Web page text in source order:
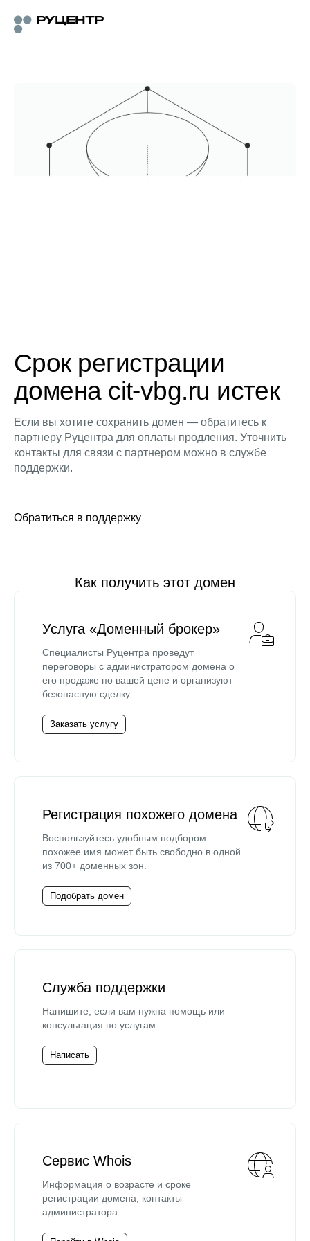
Срок регистрации
домена cit-vbg.ru истек
Если вы хотите сохранить домен — обратитесь к
партнеру Руцентра для оплаты продления. Уточнить
контакты для связи с партнером можно в службе
поддержки.
Обратиться в поддержку
Как получить этот домен
Услуга «Доменный брокер»
Специалисты Руцентра проведут
переговоры с администратором домена о
его продаже по вашей цене и организуют
безопасную сделку.
Заказать услугу
Регистрация похожего домена
Воспользуйтесь удобным подбором —
похожее имя может быть свободно в одной
из 700+ доменных зон.
Подобрать домен
Служба поддержки
Напишите, если вам нужна помощь или
консультация по услугам.
Написать
Сервис Whois
Информация о возрасте и сроке
регистрации домена, контакты
администратора.